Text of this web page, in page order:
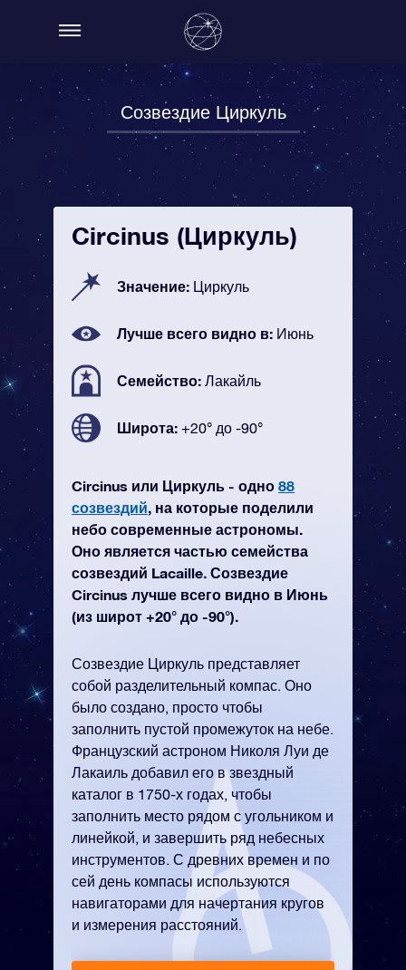
Созвездие Циркуль
Circinus (Циркуль)
Значение: Циркуль
Лучше всего видно в: Июнь
Семейство: Лакайль
Широта: +20° до -90°
Circinus или Циркуль - одно 88
созвездий, на которые поделили
небо современные астрономы.
Оно является частью семейства
созвездий Lacaille. Созвездие
Circinus лучше всего видно в Июнь
(из широт +20° до -90°).
Созвездие Циркуль представляет
собой разделительный компас. Оно
было создано, просто чтобы
заполнить пустой промежуток на небе.
Французский астроном Николя Луи де
Лакаиль добавил его в звездный
каталог в 1750-х годах, чтобы
заполнить место рядом с угольником и
линейкой, и завершить ряд небесных
инструментов. С древних времен и по
сей день компасы используются
навигаторами для начертания кругов
и измерения расстояний.